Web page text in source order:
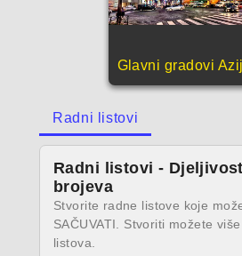
Glavni gradovi
Radni listovi
Radni listovi -
brojeva
Stvorite radne listove koje
SAČUVATI. Stvoriti možete
listova.